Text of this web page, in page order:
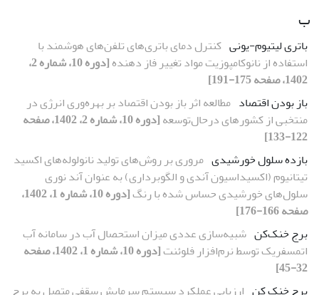
ب
باتری لیتیوم-یونی کنترل دمای باتری‌های تلفن‌های هوشمند با
استفاده از نانوکامپوزیت مواد تغییر فاز دهنده
[دوره 10، شماره 2،
1402، صفحه 175-191]
باز بودن اقتصاد مطالعه اثر باز بودن اقتصاد بر بهره‌وری انرژی در
منتخبی از کشورهای درحال‌توسعه
[دوره 10، شماره 2، 1402، صفحه
122-133]
بازده سلول خورشیدی مروری بر روش‌‌های تولید نانولوله‌‌های اکسید
تیتانیوم (اکسیداسیون آندی و الگوبرداری) به عنوان آند نوری
سلول‌‌های خورشیدی حساس شده با رنگ
[دوره 10، شماره 1، 1402،
صفحه 166-176]
برج خنک‌کن شبیه‌سازی عددی میزان استحصال آب در سامانه آب
اتمسفریک توسط نرم‌افزار فلوئنت
[دوره 10، شماره 1، 1402، صفحه
32-45]
برج خنک کن ارزیابی عملکرد سیستم سرمایش سقفی متصل به برج